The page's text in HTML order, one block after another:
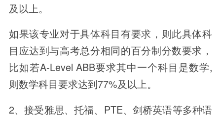
及以上。
如果该专业对于具体科目有要求，则此具体科
目应达到与高考总分相同的百分制分数要求，
比如若A-Level ABB要求其中一个科目是数学,
则数学科目要求达到77%及以上。
2、接受雅思、托福、PTE、剑桥英语等多种语